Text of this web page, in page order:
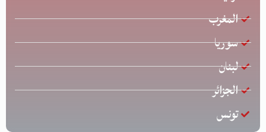
المغرب
سوريا
لبنان
الجزائر
تونس